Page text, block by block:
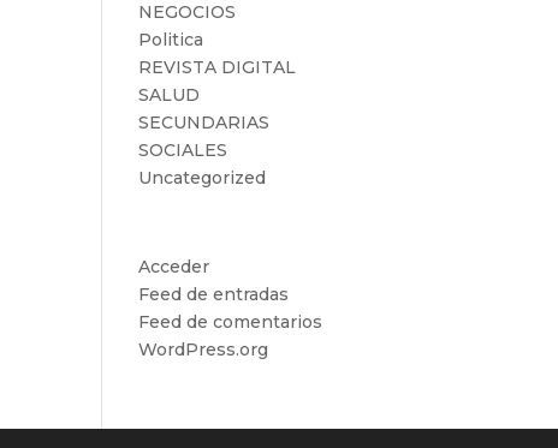
NEGOCIOS
Politica
REVISTA DIGITAL
SALUD
SECUNDARIAS
SOCIALES
Uncategorized
Acceder
Feed de entradas
Feed de comentarios
WordPress.org